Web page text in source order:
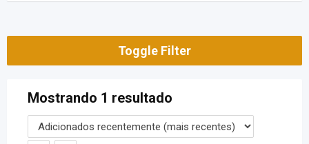
Toggle Filter
Mostrando 1 resultado